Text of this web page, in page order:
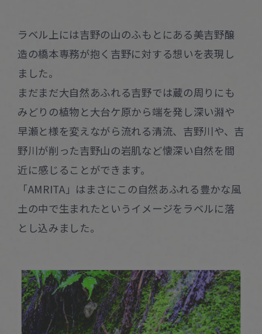
ラベル上には吉野の山のふもとにある美吉野醸
造の橋本専務が抱く吉野に対する想いを表現し
ました。
まだまだ大自然あふれる吉野では蔵の周りにも
みどりの植物と大台ケ原から端を発し深い淵や
早瀬と様を変えながら流れる清流、吉野川や、吉
野川が削った吉野山の岩肌など懐深い自然を間
近に感じることができます。
「AMRITA」はまさにこの自然あふれる豊かな風
土の中で生まれたというイメージをラベルに落
とし込みました。